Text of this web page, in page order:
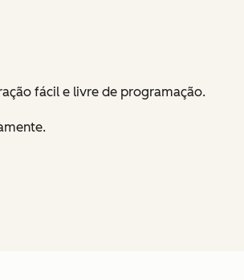
fácil e livre de programação.